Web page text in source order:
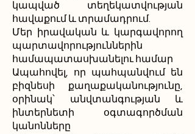
կապված տեղեկատվության
հավաքում և տրամադրում.
Մեր իրավական և կարգավորող
պարտավորություններին
համապատասխանելու համար
Ապահովել, որ պահպանվում են
բիզնեսի քաղաքականությունը,
օրինակ՝ անվտանգության և
ինտերնետի օգտագործման
կանոնները